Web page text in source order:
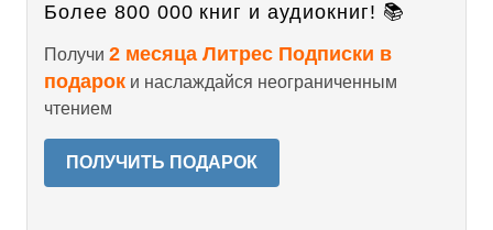
Более 800 000 книг и аудиокниг! 📚
Получи 2 месяца Литрес Подписки в
подарок и наслаждайся неограниченным
чтением
ПОЛУЧИТЬ ПОДАРОК